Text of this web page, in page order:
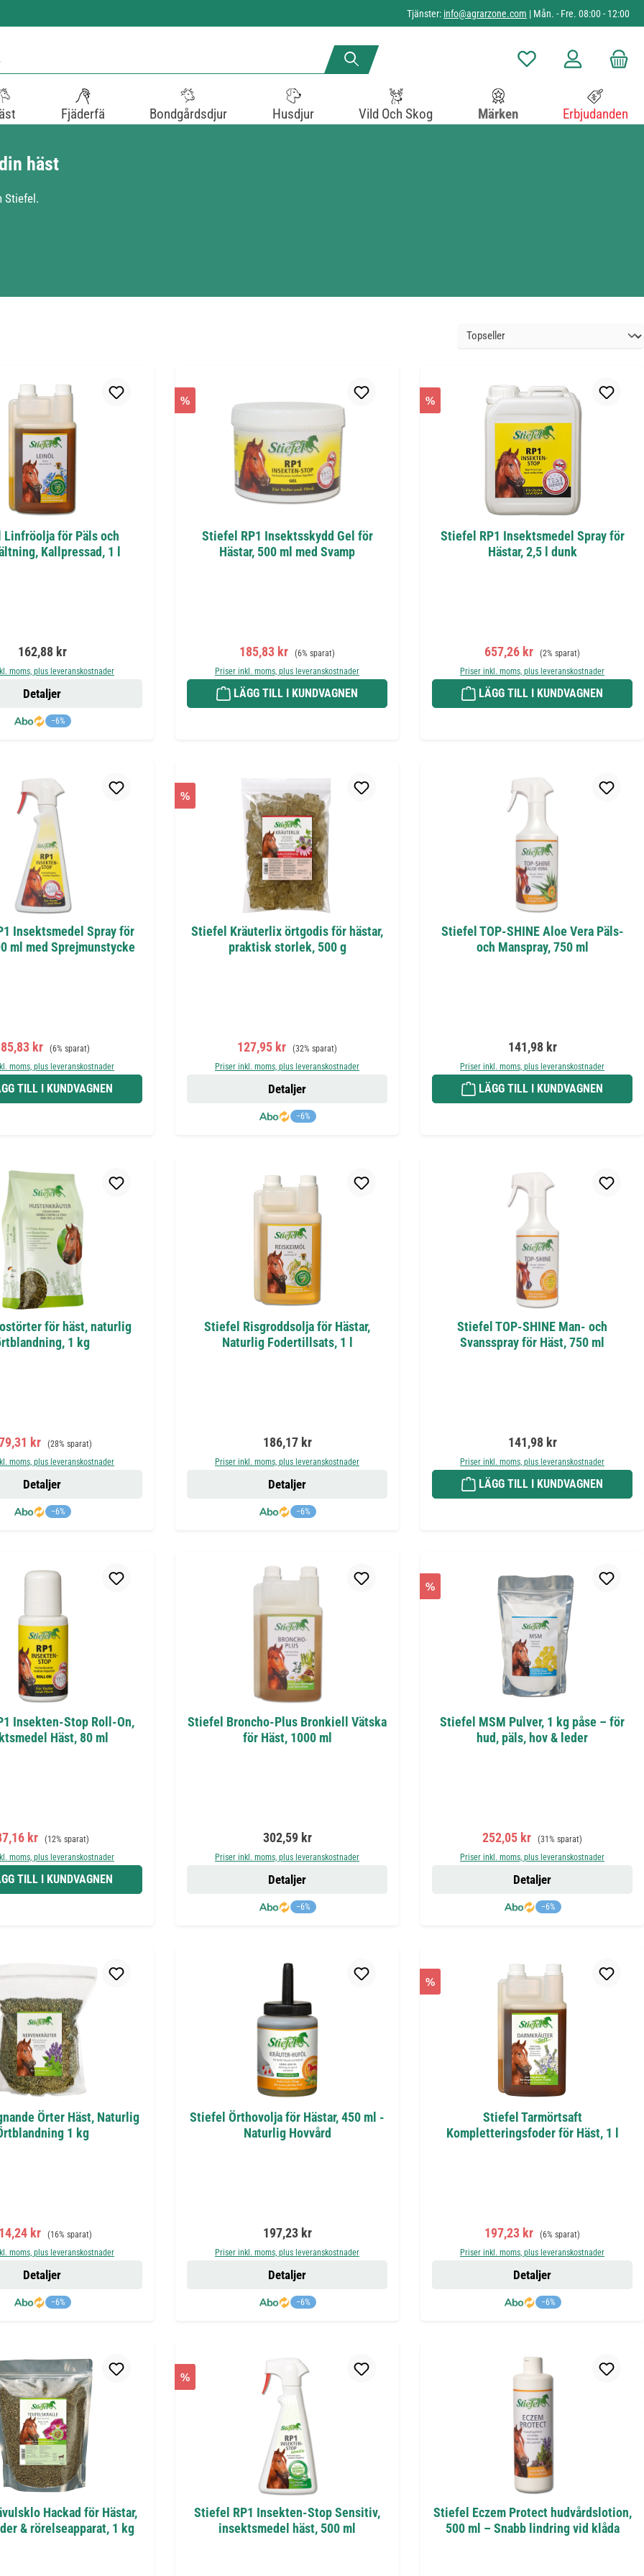
Tjänster: info@agrarzone.com | Mån. - Fre. 08:00 - 12:00
Du har 0 objekt i
Fjäderfä Bondgårdsdjur Husdjur Vild Och Skog Märken Erbjudanden
häst
Stiefel.
för Päls och
Kallpressad, 1 l
Ordinarie pris:
162,88 kr
moms, plus leveranskostnader
−6%
Detaljer
%
Stiefel RP1 Insektsskydd Gel för
Hästar, 500 ml med Svamp
Försäljningspris:
185,83 kr Ordinarie pris:
(6% sparat)
Priser inkl. moms, plus leveranskostnader
LÄGG TILL I KUNDVAGNEN
%
Stiefel RP1 Insektsmedel Spray för
Hästar, 2,5 l dunk
Försäljningspris:
657,26 kr Ordinarie pris:
(2% sparat)
Priser inkl. moms, plus leveranskostnader
LÄGG TILL I KUNDVAGNEN
Insektsmedel Spray för
ml med Sprejmunstycke
kr Ordinarie pris:
(6% sparat)
moms, plus leveranskostnader
TILL I KUNDVAGNEN
%
Stiefel Kräuterlix örtgodis för hästar,
praktisk storlek, 500 g
Försäljningspris:
127,95 kr Ordinarie pris:
(32% sparat)
Priser inkl. moms, plus leveranskostnader
−6%
Detaljer
Stiefel TOP-SHINE Aloe Vera Päls-
och Manspray, 750 ml
Ordinarie pris:
141,98 kr
Priser inkl. moms, plus leveranskostnader
LÄGG TILL I KUNDVAGNEN
för häst, naturlig
1 kg
kr Ordinarie pris:
(28% sparat)
moms, plus leveranskostnader
−6%
Detaljer
Stiefel Risgroddsolja för Hästar,
Naturlig Fodertillsats, 1 l
Ordinarie pris:
186,17 kr
Priser inkl. moms, plus leveranskostnader
−6%
Detaljer
Stiefel TOP-SHINE Man- och
Svansspray för Häst, 750 ml
Ordinarie pris:
141,98 kr
Priser inkl. moms, plus leveranskostnader
LÄGG TILL I KUNDVAGNEN
Insekten-Stop Roll-On,
Häst, 80 ml
kr Ordinarie pris:
(12% sparat)
moms, plus leveranskostnader
TILL I KUNDVAGNEN
Stiefel Broncho-Plus Bronkiell Vätska
för Häst, 1000 ml
Ordinarie pris:
302,59 kr
Priser inkl. moms, plus leveranskostnader
−6%
Detaljer
%
Stiefel MSM Pulver, 1 kg påse – för
hud, päls, hov & leder
Försäljningspris:
252,05 kr Ordinarie pris:
(31% sparat)
Priser inkl. moms, plus leveranskostnader
−6%
Detaljer
Örter Häst, Naturlig
1 kg
kr Ordinarie pris:
(16% sparat)
moms, plus leveranskostnader
−6%
Detaljer
Stiefel Örthovolja för Hästar, 450 ml -
Naturlig Hovvård
Ordinarie pris:
197,23 kr
Priser inkl. moms, plus leveranskostnader
−6%
Detaljer
%
Stiefel Tarmörtsaft
Kompletteringsfoder för Häst, 1 l
Försäljningspris:
197,23 kr Ordinarie pris:
(6% sparat)
Priser inkl. moms, plus leveranskostnader
−6%
Detaljer
Hackad för Hästar,
& rörelseapparat, 1 kg
%
Stiefel RP1 Insekten-Stop Sensitiv,
insektsmedel häst, 500 ml
Stiefel Eczem Protect hudvårdslotion,
500 ml – Snabb lindring vid klåda